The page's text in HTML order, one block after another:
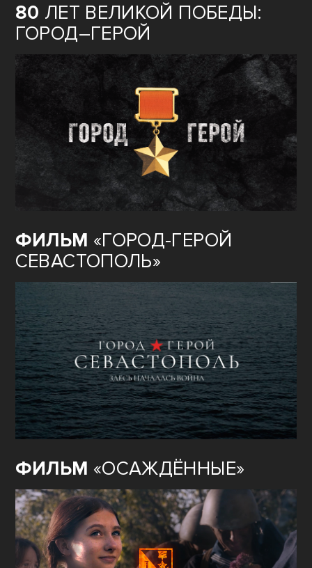
80 ЛЕТ ВЕЛИКОЙ ПОБЕДЫ:
ГОРОД–ГЕРОЙ
ФИЛЬМ «ГОРОД-ГЕРОЙ
СЕВАСТОПОЛЬ»
ФИЛЬМ «ОСАЖДЁННЫЕ»